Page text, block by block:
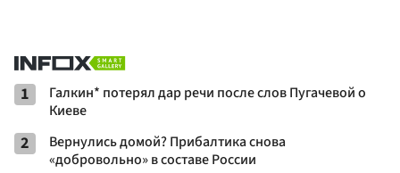
1
Галкин* потерял дар речи после слов Пугачевой о
Киеве
2
Вернулись домой? Прибалтика снова
«добровольно» в составе России